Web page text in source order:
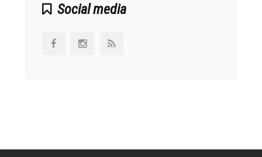
Social media